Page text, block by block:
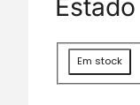
a
Estado
i
Em stock